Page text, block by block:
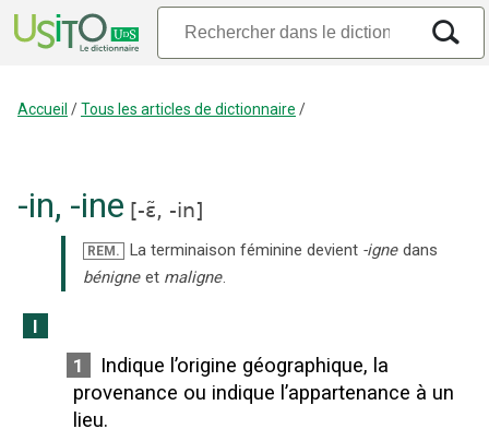
Accueil /Tous les articles de dictionnaire /
-in, -ine [-ɛ̃, -in]
REM. La terminaison féminine devient -igne dans
bénigne et maligne.
I
1
Indique l’origine géographique, la
provenance ou indique l’appartenance à un
lieu.